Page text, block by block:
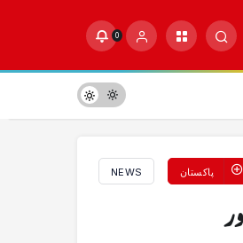
0
NEWS پاکستان